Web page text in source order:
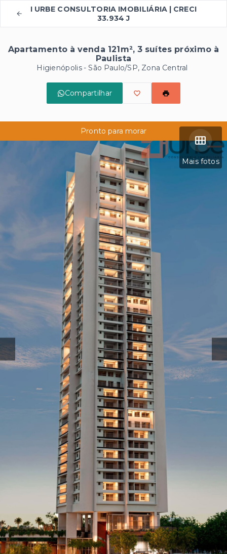
I URBE CONSULTORIA IMOBILIÁRIA | CRECI
33.934 J
Apartamento à venda 121m², 3 suítes próximo à
Paulista
Higienópolis - São Paulo/SP, Zona Central
Compartilhar
Mais fotos
Pronto para morar